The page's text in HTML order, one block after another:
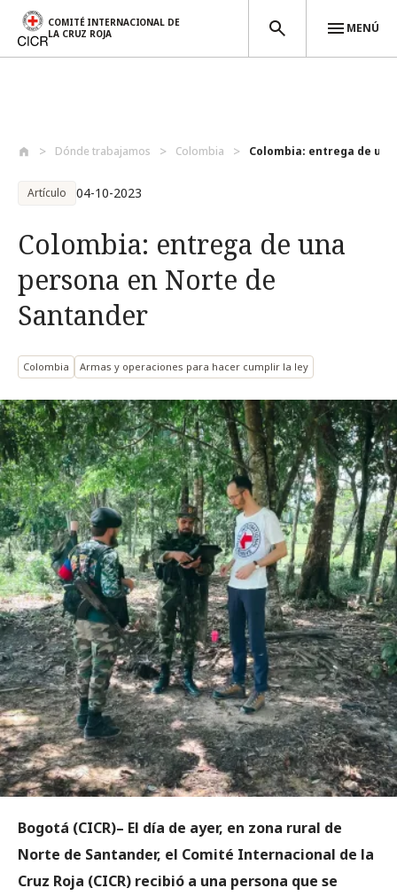
COMITÉ INTERNACIONAL DE
LA CRUZ ROJA
MENÚ
Dónde trabajamos Colombia Colombia: entrega de
Artículo 04-10-2023
Colombia: entrega de una
persona en Norte de
Santander
Colombia Armas y operaciones para hacer cumplir la ley
Bogotá (CICR)– El día de ayer, en zona rural de
Norte de Santander, el Comité Internacional de la
Cruz Roja (CICR) recibió a una persona que se